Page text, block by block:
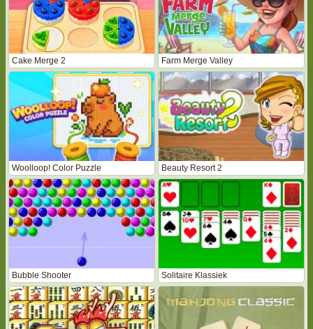
Cake Merge 2 Farm Merge Valley
Woolloop! Color Puzzle Beauty Resort 2
Bubble Shooter Solitaire Klassiek